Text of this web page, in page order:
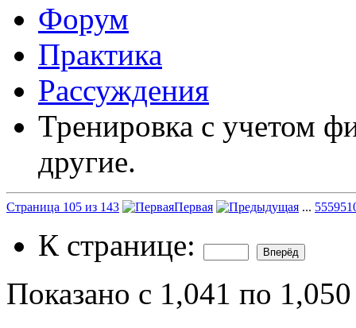
Форум
Практика
Рассуждения
Тренировка с учетом
другие.
Страница 105 из 143 Первая ... 55595
К странице:
Показано с 1,041 по